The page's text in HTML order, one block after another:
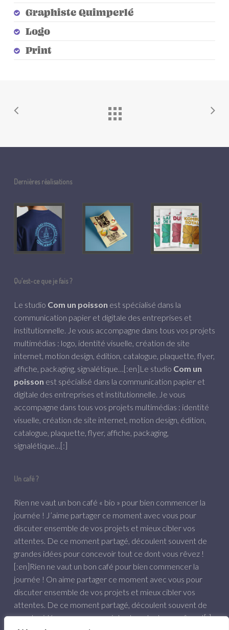
Graphiste Quimperlé
Logo
Print
Dernières réalisations
Qu’est-ce que je fais ?
Le studio Com un poisson est spécialisé dans la
communication papier et digitale des entreprises et
institutionnelle. Je vous accompagne dans tous vos projets
multimédias : logo, identité visuelle, création de site
internet, motion design, édition, catalogue, plaquette, flyer,
affiche, packaging, signalétique…[:en]Le studio Com un
poisson est spécialisé dans la communication papier et
digitale des entreprises et institutionnelle. Je vous
accompagne dans tous vos projets multimédias : identité
visuelle, création de site internet, motion design, édition,
catalogue, plaquette, flyer, affiche, packaging,
signalétique…[:]
Un café ?
Rien ne vaut un bon café « bio » pour bien commencer la
journée ! J’aime partager ce moment avec vous pour
discuter ensemble de vos projets et mieux cibler vos
attentes. De ce moment partagé, découlent souvent de
grandes idées pour concevoir tout ce dont vous rêvez !
[:en]Rien ne vaut un bon café pour bien commencer la
journée ! On aime partager ce moment avec vous pour
discuter ensemble de vos projets et mieux cibler vos
attentes. De ce moment partagé, découlent souvent de
grandes idées pour concevoir tout ce dont vous rêvez ![:]